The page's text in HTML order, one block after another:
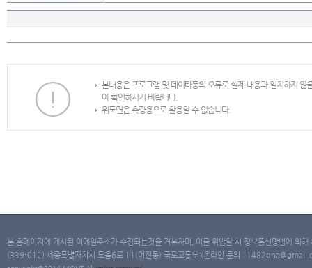
본내용은 프로그램 및 데이타등의 오류로 실제 내용과 일치하지
아 확인하시기 바랍니다.
위도면은 측량용으로 활용할 수 없습니다.
본 홈페이지에 게시된 이메일주소가 수집되는것을 거부하며, 이를 위반할 시 정보통신망법에 의
(339-012) 세종특별자치시 도움6로 11(어진동) 국토교통부 (온라인 문의 :